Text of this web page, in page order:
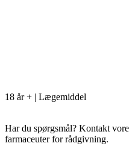
18 år + | Lægemiddel
Har du spørgsmål? Kontakt
farmaceuter for rådgivning.